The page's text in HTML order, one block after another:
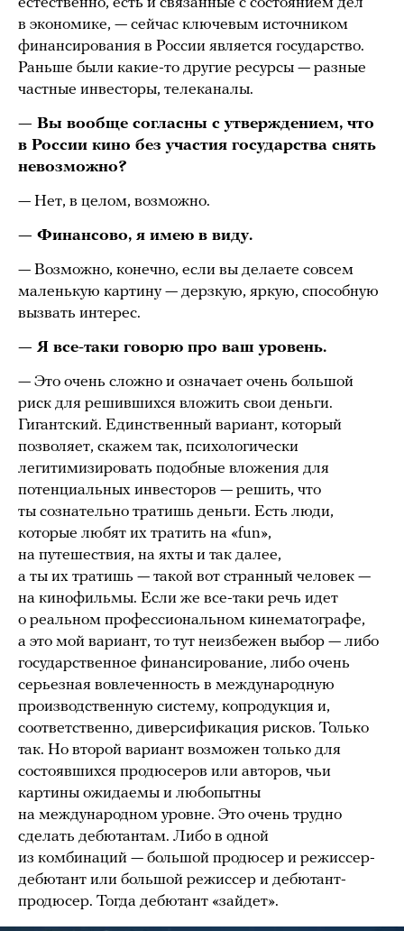
в экономике, — сейчас ключевым источником
финансирования в России является государство.
Раньше были какие-то другие ресурсы — разные
частные инвесторы, телеканалы.
— Вы вообще согласны с утверждением, что
в России кино без участия государства снять
невозможно?
— Нет, в целом, возможно.
— Финансово, я имею в виду.
— Возможно, конечно, если вы делаете совсем
маленькую картину — дерзкую, яркую, способную
вызвать интерес.
— Я все-таки говорю про ваш уровень.
— Это очень сложно и означает очень большой
риск для решившихся вложить свои деньги.
Гигантский. Единственный вариант, который
позволяет, скажем так, психологически
легитимизировать подобные вложения для
потенциальных инвесторов — решить, что
ты сознательно тратишь деньги. Есть люди,
которые любят их тратить на «fun»,
на путешествия, на яхты и так далее,
а ты их тратишь — такой вот странный человек —
на кинофильмы. Если же все-таки речь идет
о реальном профессиональном кинематографе,
а это мой вариант, то тут неизбежен выбор — либо
государственное финансирование, либо очень
серьезная вовлеченность в международную
производственную систему, копродукция и,
соответственно, диверсификация рисков. Только
так. Но второй вариант возможен только для
состоявшихся продюсеров или авторов, чьи
картины ожидаемы и любопытны
на международном уровне. Это очень трудно
сделать дебютантам. Либо в одной
из комбинаций — большой продюсер и режиссер-
дебютант или большой режиссер и дебютант-
продюсер. Тогда дебютант «зайдет».